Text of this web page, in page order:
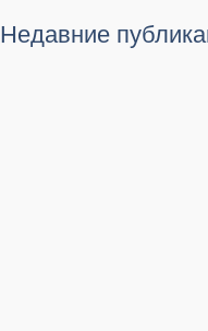
Недавние